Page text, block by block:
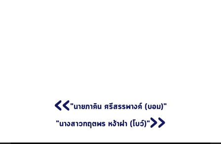
<<"นายภาคิน ศรีสรรพางค์ (บอม)"
"นางสาวกฤตพร หง้าฝา (โบว์)">>